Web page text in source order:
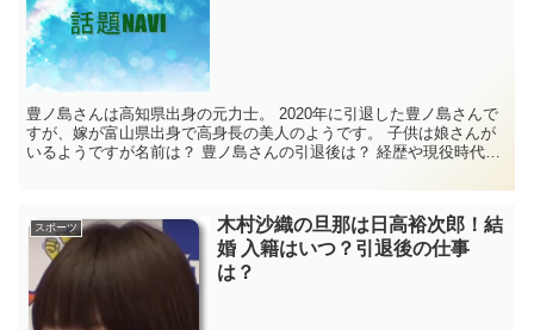
豊ノ島さんは高知県出身の元力士。 2020年に引退した豊ノ島さんで
すが、嫁が富山県出身で高身長の美人のようです。 子供は娘さんが
いるようですが名前は？ 豊ノ島さんの引退後は？ 経歴や現役時代の
スポーツ
木村沙織の旦那は日高裕次郎！結
婚 入籍はいつ？引退後の仕事
は？